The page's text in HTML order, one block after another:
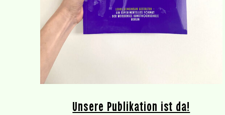
Unsere Publikation ist da!